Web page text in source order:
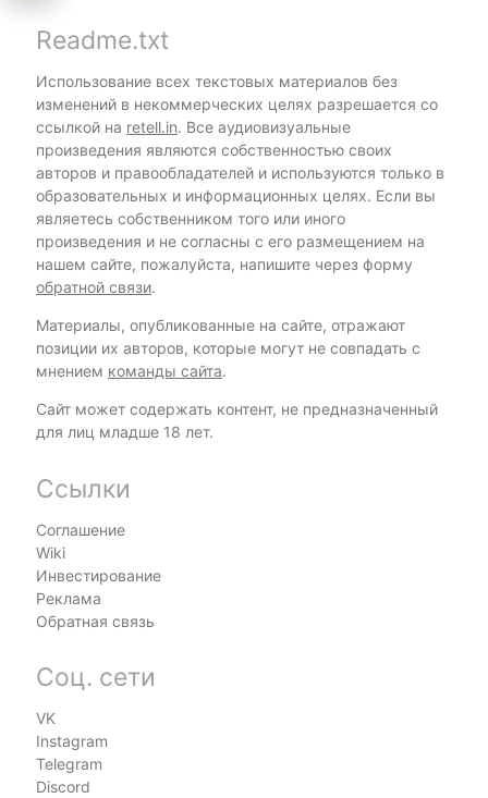
Readme.txt
Использование всех текстовых материалов без
изменений в некоммерческих целях разрешается со
ссылкой на retell.in. Все аудиовизуальные
произведения являются собственностью своих
авторов и правообладателей и используются только в
образовательных и информационных целях. Если вы
являетесь собственником того или иного
произведения и не согласны с его размещением на
нашем сайте, пожалуйста, напишите через форму
обратной связи.
Материалы, опубликованные на сайте, отражают
позиции их авторов, которые могут не совпадать с
мнением команды сайта.
Сайт может содержать контент, не предназначенный
для лиц младше 18 лет.
Ссылки
Соглашение
Wiki
Инвестирование
Реклама
Обратная связь
Соц. сети
VK
Instagram
Telegram
Discord